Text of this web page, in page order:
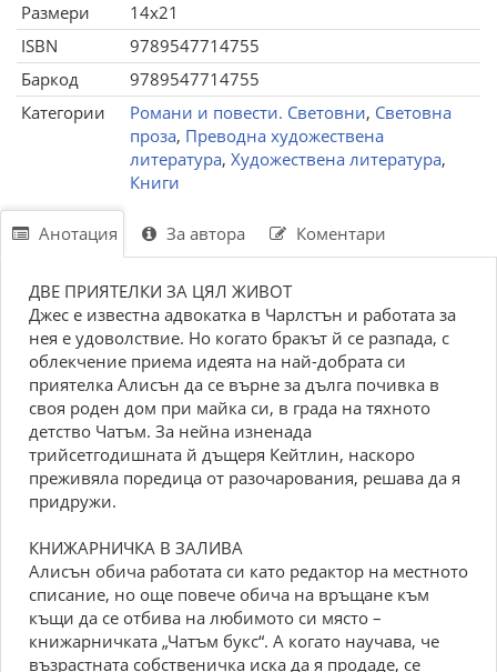
Размери
14x21
ISBN
9789547714755
Баркод
9789547714755
Категории
Романи и повести. Световни, Световна
проза, Преводна художествена
литература, Художествена литература,
Книги
Анотация За автора Коментари
ДВE ПРИЯТЕЛКИ ЗА ЦЯЛ ЖИВОТ
Джес е известна адвокатка в Чарлстън и работата за
нея е удоволствие. Но когато бракът й се разпада, с
облекчение приема идеята на най-добрата си
приятелка Алисън да се върне за дълга почивка в
своя роден дом при майка си, в града на тяхното
детство Чатъм. За нейна изненада
трийсетгодишната й дъщеря Кейтлин, наскоро
преживяла поредица от разочарования, решава да я
придружи.
КНИЖАРНИЧКА В ЗАЛИВА
Алисън обича работата си като редактор на местното
списание, но още повече обича на връщане към
къщи да се отбива на любимото си място –
книжарничката „Чатъм букс“. А когато научава, че
възрастната собственичка иска да я продаде, се